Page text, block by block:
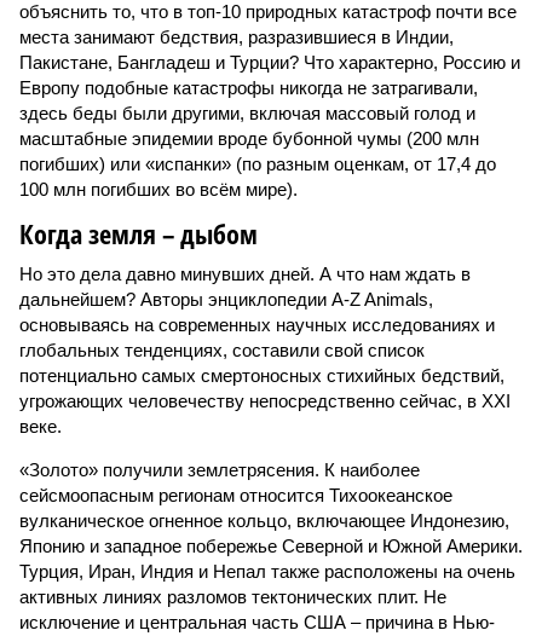
объяснить то, что в топ-10 природных катастроф почти все
места занимают бедствия, разразившиеся в Индии,
Пакистане, Бангладеш и Турции? Что характерно, Россию и
Европу подобные катастрофы никогда не затрагивали,
здесь беды были другими, включая массовый голод и
масштабные эпидемии вроде бубонной чумы (200 млн
погибших) или «испанки» (по разным оценкам, от 17,4 до
100 млн погибших во всём мире).
Когда земля – дыбом
Но это дела давно минувших дней. А что нам ждать в
дальнейшем? Авторы энциклопедии A-Z Animals,
основываясь на современных научных исследованиях и
глобальных тенденциях, составили свой список
потенциально самых смертоносных стихийных бедствий,
угрожающих человечеству непосредственно сейчас, в XXI
веке.
«Золото» получили землетрясения. К наиболее
сейсмоопасным регионам относится Тихоокеанское
вулканическое огненное кольцо, включающее Индонезию,
Японию и западное побережье Северной и Южной Америки.
Турция, Иран, Индия и Непал также расположены на очень
активных линиях разломов тектонических плит. Не
исключение и центральная часть США – причина в Нью-